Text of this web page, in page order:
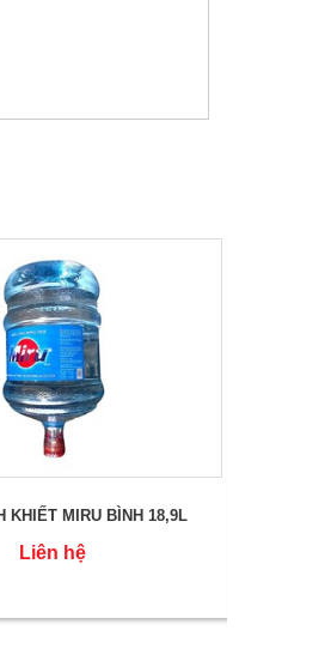
KHIẾT MIRU BÌNH 18,9L
Liên hệ